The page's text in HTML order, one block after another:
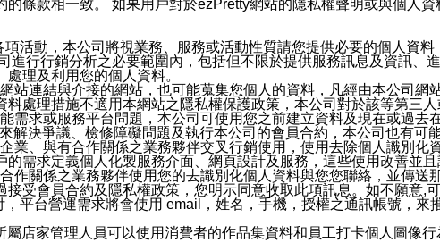
條款相一致。 如果用戶對於ezPretty網站的隱私權聲明或與個人
活動，本公司將視業務、服務或活動性質請您提供必要的個人資
進行行銷分析之必要範圍內，包括但不限於提供服務訊息及資訊、
理及利用您的個人資料。
站連結與介接的網站，也可能蒐集您個人的資料，凡經由本公司
處理措施不適用本網站之隱私權保護政策，本公司對於該等第三人
需求或服務平台問題，本公司可使用您之前建立資料及現在或過
決爭議、檢修障礙問題及執行本公司的會員合約，本公司也有可
業、與有合作關係之業務夥伴交叉行銷使用，使用去除個人識別化
需求定義個人化製服務介面、網頁設計及服務，這些使用改善並
作關係之業務夥伴使用您的去識別化個人資料與您您聯絡，並傳
受會員合約及隱私權政策，您明示同意收取此項訊息。如不願意,
平台營運需求將會使用 email，姓名，手機，授權之通訊帳號，
店家管理人員可以使用消費者的作品集資料和員工打卡個人圖像行